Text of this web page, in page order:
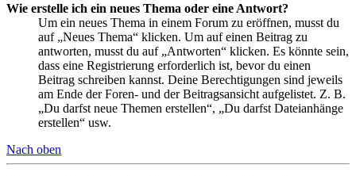
Wie erstelle ich ein neues Thema oder eine Antwort?
Um ein neues Thema in einem Forum zu eröffnen, musst du
auf „Neues Thema“ klicken. Um auf einen Beitrag zu
antworten, musst du auf „Antworten“ klicken. Es könnte sein,
dass eine Registrierung erforderlich ist, bevor du einen
Beitrag schreiben kannst. Deine Berechtigungen sind jeweils
am Ende der Foren- und der Beitragsansicht aufgelistet. Z. B.
„Du darfst neue Themen erstellen“, „Du darfst Dateianhänge
erstellen“ usw.
Nach oben